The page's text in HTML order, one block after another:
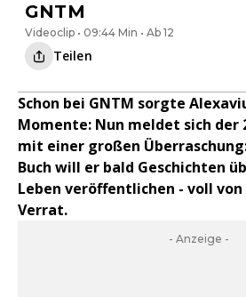
GNTM
Videoclip • 09:44 Min • Ab 12
Teilen
Schon bei GNTM sorgte
Momente: Nun meldet sich der
mit einer großen
Buch will er bald Geschichten
Leben veröffentlichen - voll
Verrat.
- Anzeige -